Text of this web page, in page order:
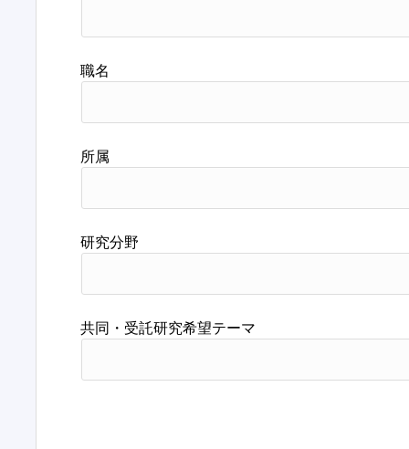
職名
所属
研究分野
共同・受託研究希望テーマ